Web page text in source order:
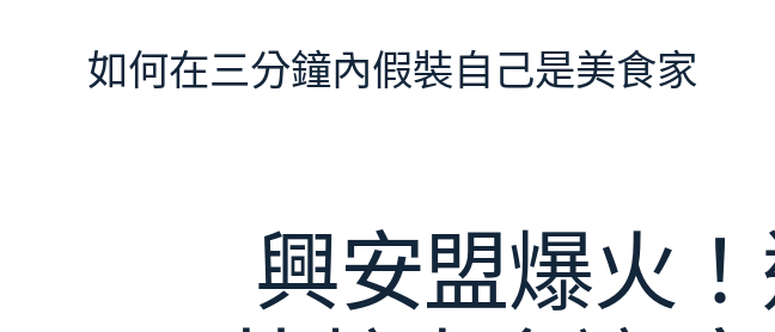
如何在三分鐘內假裝自己是美食家
興安盟爆火